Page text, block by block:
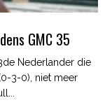
GMC 35
Nederlander die
3-0), niet meer